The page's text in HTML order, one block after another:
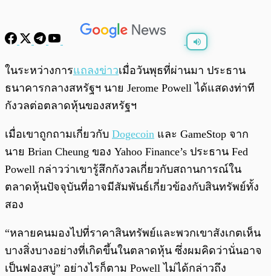
พร้อมเล่น
ในระหว่างการแถลงข่าวเมื่อวันพุธที่ผ่านมา ประธาน
ธนาคารกลางสหรัฐฯ นาย Jerome Powell ได้แสดงท่าที
กังวลต่อตลาดหุ้นของสหรัฐฯ
เมื่อเขาถูกถามเกี่ยวกับ Dogecoin และ GameStop จาก
นาย Brian Cheung ของ Yahoo Finance’s ประธาน Fed
Powell กล่าวว่าเขารู้สึกกังวลเกี่ยวกับสถานการณ์ใน
ตลาดหุ้นปัจจุบันที่อาจมีสัมพันธ์เกี่ยวข้องกับสินทรัพย์ทั้ง
สอง
“หลายคนมองไปที่ราคาสินทรัพย์และพวกเขาสังเกตเห็น
บางสิ่งบางอย่างที่เกิดขึ้นในตลาดหุ้น ซึ่งผมคิดว่านั่นอาจ
เป็นฟองสบู่” อย่างไรก็ตาม Powell ไม่ได้กล่าวถึง